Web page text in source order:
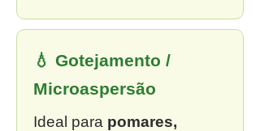
💧 Gotejamento /
Microaspersão
Ideal para pomares,